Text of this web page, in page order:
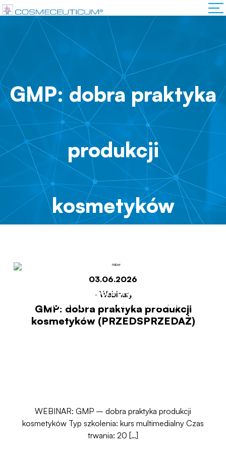
GMP: dobra praktyka
produkcji
kosmetyków
(PRZEDSPRZEDAŻ)
GMP: dobra praktyka produkcji
kosmetyków (PRZEDSPRZEDAŻ)
03.06.2026
- Webinary
GMP: dobra praktyka produkcji
kosmetyków (PRZEDSPRZEDAŻ)
WEBINAR: GMP – dobra praktyka produkcji
kosmetyków Typ szkolenia: kurs multimedialny Czas
trwania: 20 […]